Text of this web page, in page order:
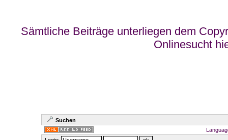
Sämtliche Beiträge unterliegen dem
Onlinesucht
Suchen